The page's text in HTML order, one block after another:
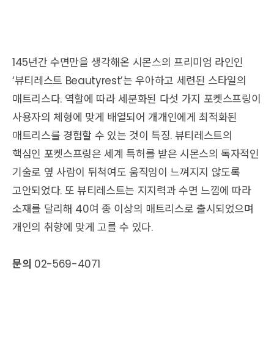
145년간 수면만을 생각해온 시몬스의 프리미엄 라인인
‘뷰티레스트 Beautyrest’는 우아하고 세련된 스타일의
매트리스다. 역할에 따라 세분화된 다섯 가지 포켓스프링이
사용자의 체형에 맞게 배열되어 개개인에게 최적화된
매트리스를 경험할 수 있는 것이 특징. 뷰티레스트의
핵심인 포켓스프링은 세계 특허를 받은 시몬스의 독자적인
기술로 옆 사람이 뒤척여도 움직임이 느껴지지 않도록
고안되었다. 또 뷰티레스트는 지지력과 수면 느낌에 따라
소재를 달리해 40여 종 이상의 매트리스로 출시되었으며
개인의 취향에 맞게 고를 수 있다.
문의 02-569-4071